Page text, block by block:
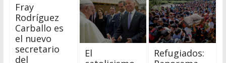
Fray
Rodríguez
Carballo es
el nuevo
secretario
del
El
Refugiados: